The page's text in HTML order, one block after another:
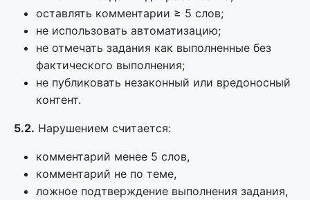
оставлять комментарии ≥ 5 слов;
не использовать автоматизацию;
не отмечать задания как выполненные без
фактического выполнения;
не публиковать незаконный или вредоносный
контент.
5.2. Нарушением считается:
комментарий менее 5 слов,
комментарий не по теме,
ложное подтверждение выполнения задания,